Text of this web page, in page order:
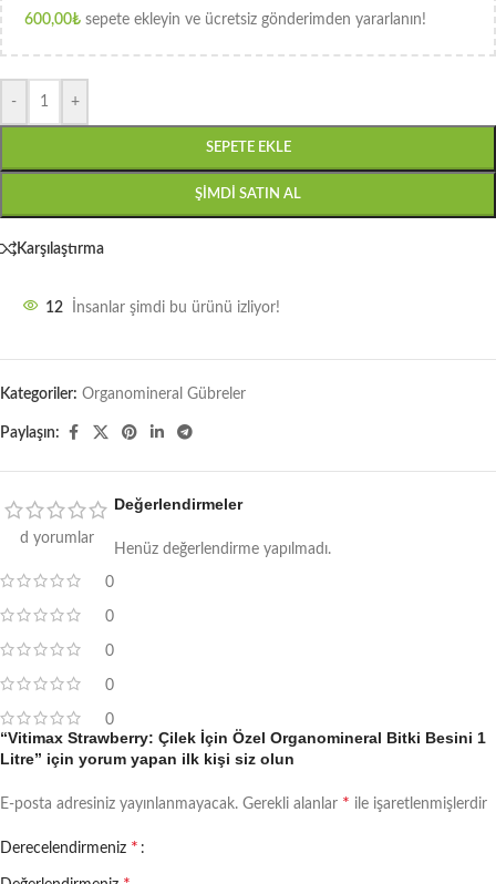
600,00₺ sepete ekleyin ve ücretsiz gönderimden yararlanın!
- +
SEPETE EKLE
ŞIMDI SATIN AL
Karşılaştırma
12 İnsanlar şimdi bu ürünü izliyor!
Kategoriler: Organomineral Gübreler
Paylaşın:
d yorumlar
0
0
0
0
0
Değerlendirmeler
Henüz değerlendirme yapılmadı.
“Vitimax Strawberry: Çilek İçin Özel Organomineral Bitki Besini 1
Litre” için yorum yapan ilk kişi siz olun
E-posta adresiniz yayınlanmayacak. Gerekli alanlar * ile işaretlenmişlerdir
Derecelendirmeniz *